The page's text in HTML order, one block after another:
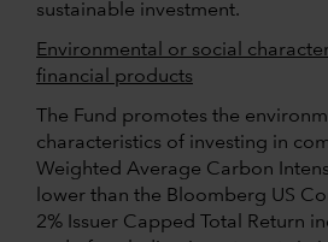
sustainable investment.
Environmental or social
financial products
The Fund promotes the
characteristics of investing in
Weighted Average Carbon
lower than the Bloomberg US
2% Issuer Capped Total Return